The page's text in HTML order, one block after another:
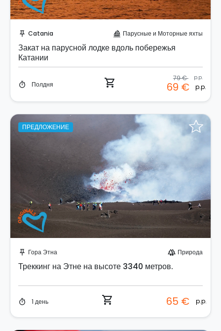
push_pin Catania sailing Парусные и Моторные яхты
Закат на парусной лодке вдоль побережья
Катании
timer Полдня shopping_cart 79 € p.p.
69 € p.p.
ПРЕДЛОЖЕНИЕ
push_pin Гора Этна forest Природа
Треккинг на Этне на высоте 3340 метров.
timer 1 день shopping_cart 65 € p.p.